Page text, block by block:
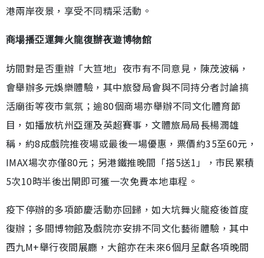
港兩岸夜景，享受不同精采活動。
商場播亞運舞火龍復辦夜遊博物館
坊間對是否重辦「大笪地」夜市有不同意見，陳茂波稱，
會舉辦多元娛樂體驗，其中旅發局會與不同持分者討論搞
活廟街等夜市氣氛；逾80個商場亦舉辦不同文化體育節
目，如播放杭州亞運及英超賽事，文體旅局局長楊潤雄
稱，約8成戲院推夜場或最後一場優惠，票價約35至60元，
IMAX場次亦僅80元；另港鐵推晚間「搭5送1」，市民累積
5次10時半後出閘即可獲一次免費本地車程。
疫下停辦的多項節慶活動亦回歸，如大坑舞火龍疫後首度
復辦；多間博物館及戲院亦安排不同文化藝術體驗，其中
西九M+舉行夜間展廳，大館亦在未來6個月呈獻各項晚間